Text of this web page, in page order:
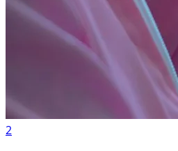
2